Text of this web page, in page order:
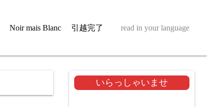
Noir mais Blanc 引越完了 read in your language
いらっしゃいませ